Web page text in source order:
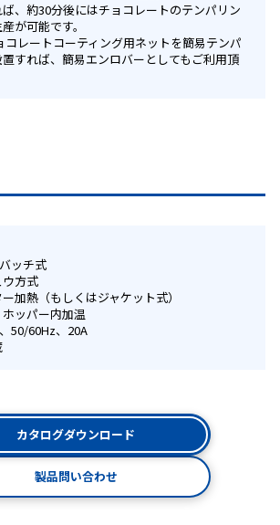
、約30分後にはチョコレートのテンパリン
が可能です。
すれば、簡易エンロバーとしてもご利用頂
ッチ式
方式
加熱（もしくはジャケット式）
ッパー内加温
50/60Hz、20A
カタログダウンロード
製品問い合わせ